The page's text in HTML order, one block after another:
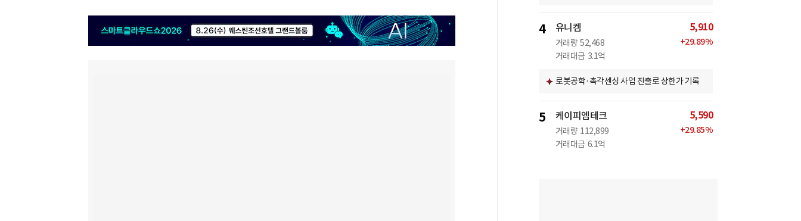
4 유니켐
거래량 52,468
거래대금 3.1억
5,910
+29.89%
로봇공학·촉각센싱 사업 진출로 상한가 기록
5 케이피엠테크
거래량 112,899
거래대금 6.1억
5,590
+29.85%